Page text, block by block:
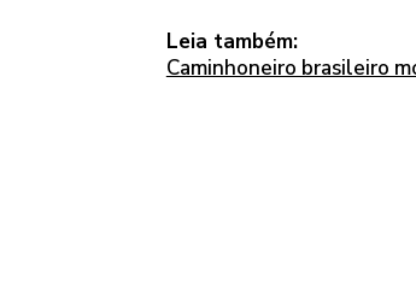
Leia também:
Caminhoneiro brasileiro